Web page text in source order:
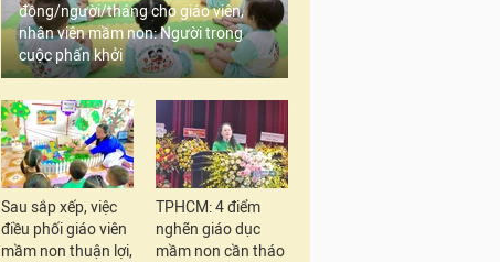
đồng/người/tháng cho giáo viên,
nhân viên mầm non: Người trong
cuộc phấn khởi
Sau sắp xếp, việc
điều phối giáo viên
mầm non thuận lợi,
TPHCM: 4 điểm
nghẽn giáo dục
mầm non cần tháo